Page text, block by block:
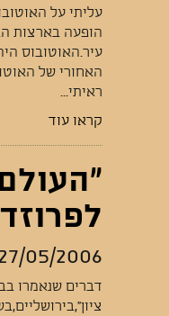
עליתי על
הופעה בארצות
עיר.האוטובוס
האחורי של
ראיתי...
קראו עוד
05/2006
דברים שנאמרו